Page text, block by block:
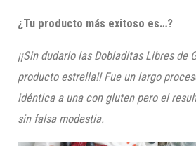
¿Tu producto más exitoso es…?
¡¡Sin dudarlo las Dobladitas Libres de
producto estrella!! Fue un largo
idéntica a una con gluten pero el
sin falsa modestia.